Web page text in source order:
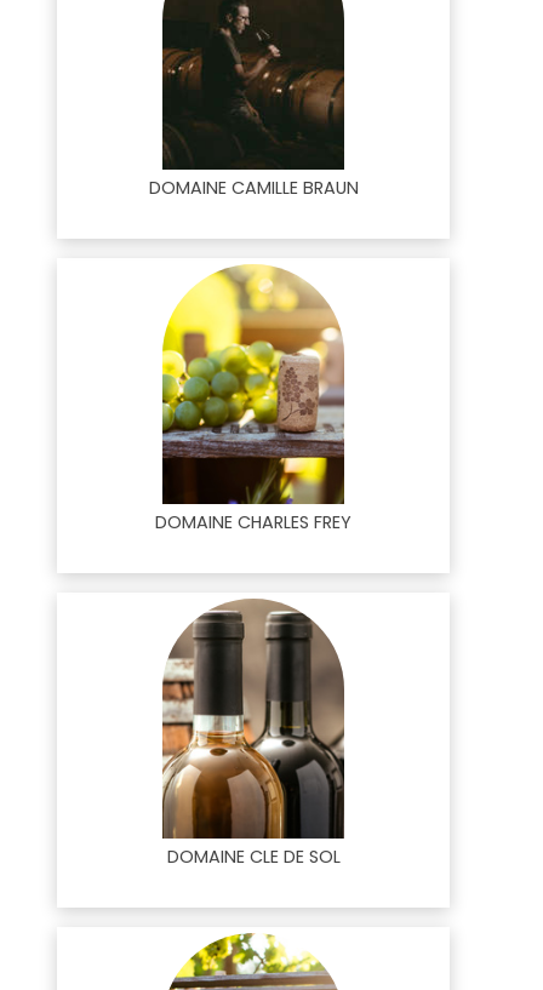
DOMAINE CAMILLE BRAUN
DOMAINE CHARLES FREY
DOMAINE CLE DE SOL